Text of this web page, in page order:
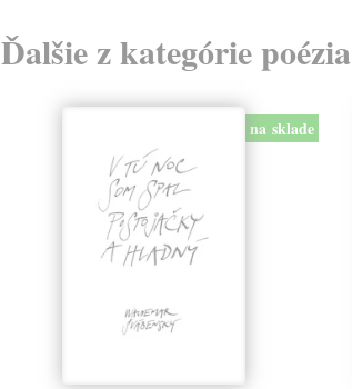
Ďalšie z kategórie poézia
na sklade